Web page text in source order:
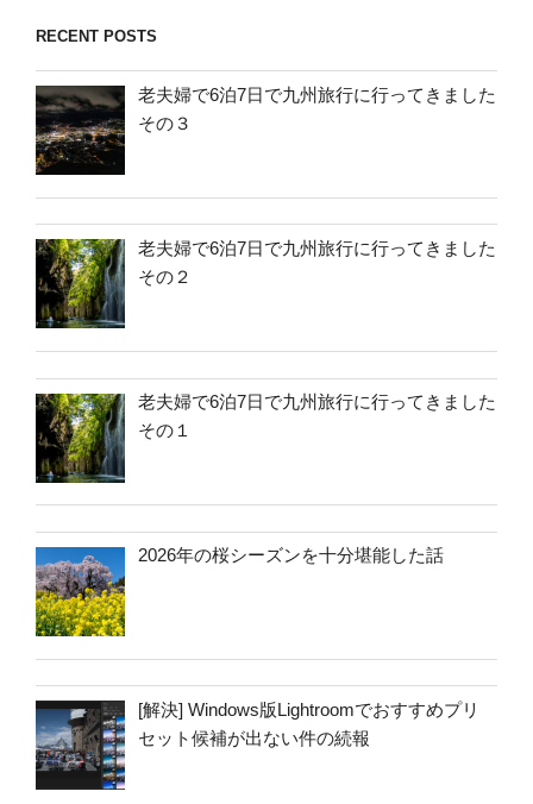
RECENT POSTS
老夫婦で6泊7日で九州旅行に行ってきました
その３
老夫婦で6泊7日で九州旅行に行ってきました
その２
老夫婦で6泊7日で九州旅行に行ってきました
その１
2026年の桜シーズンを十分堪能した話
[解決] Windows版Lightroomでおすすめプリ
セット候補が出ない件の続報